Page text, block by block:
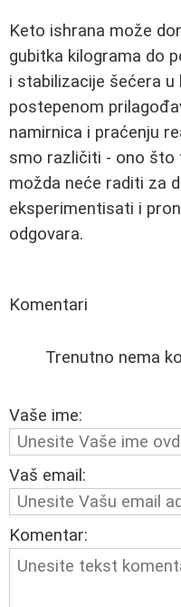
Keto ishrana može
gubitka kilograma do
i stabilizacije šećera u
postepenom
namirnica i praćenju
smo različiti - ono što
možda neće raditi za
eksperimentisati i
odgovara.
Komentari
Trenutno nema
Vaše ime:
Vaš email:
Komentar: